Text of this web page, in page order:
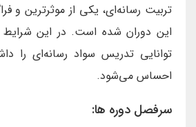
تربیت رسانه‌ای، یکی از موثرترین و
این دوران شده است. در این شرایط
توانایی تدریس سواد رسانه‌ای را
احساس می‌شود.
سرفصل دوره ها: